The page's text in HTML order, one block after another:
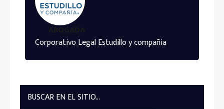
ABOGADA
Corporativo Legal Estudillo y compañia
BUSCAR EN EL SITIO...